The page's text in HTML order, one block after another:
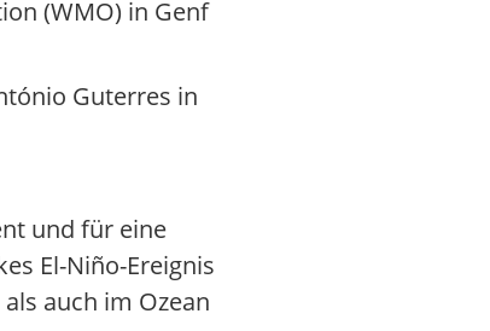
(WMO) in Genf
Guterres in
und für eine
El-Niño-Ereignis
auch im Ozean